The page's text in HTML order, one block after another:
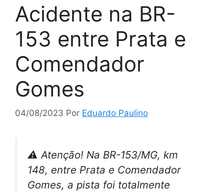
Acidente na BR-
153 entre Prata e
Comendador
Gomes
04/08/2023 Por Eduardo Paulino
⚠️ Atenção! Na BR-153/MG, km
148, entre Prata e Comendador
Gomes, a pista foi totalmente